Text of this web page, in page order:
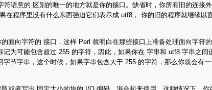
语意的 区别的唯一的地方就是你的接口。缺省时，你所有旧的连
程序里没有什么东西强迫它们表示成 utf8， 你的旧的程序就继续
面向字符的 接口，这样 Perl 就明白在那些接口上准备处理面向字
为可能包含超过 255 的字符，因此，如果你在 字串和 utf8 字串之
节字串，这个时候，如果字串包含大于 255 的字符，那么你就会